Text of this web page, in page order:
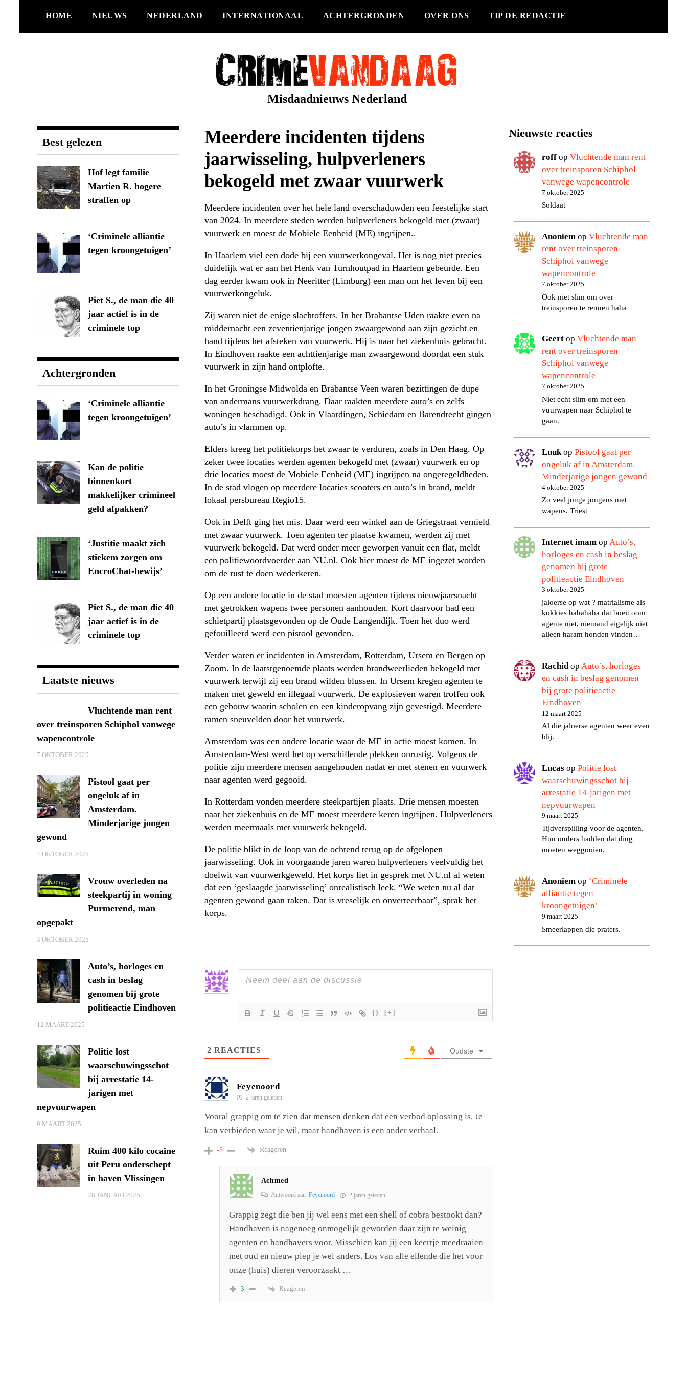
de
HOME NIEUWS NEDERLAND INTERNATIONAAL ACHTERGRONDEN OVER ONS TIP DE REDACTIE
Misdaadnieuws Nederland
Meerdere incidenten tijdens
jaarwisseling, hulpverleners
bekogeld met zwaar vuurwerk
Meerdere incidenten over het hele land overschaduwden een feestelijke start
van 2024. In meerdere steden werden hulpverleners bekogeld met (zwaar)
vuurwerk en moest de Mobiele Eenheid (ME) ingrijpen..
In Haarlem viel een dode bij een vuurwerkongeval. Het is nog niet precies
duidelijk wat er aan het Henk van Turnhoutpad in Haarlem gebeurde. Een
dag eerder kwam ook in Neeritter (Limburg) een man om het leven bij een
vuurwerkongeluk.
Zij waren niet de enige slachtoffers. In het Brabantse Uden raakte even na
middernacht een zeventienjarige jongen zwaargewond aan zijn gezicht en
hand tijdens het afsteken van vuurwerk. Hij is naar het ziekenhuis gebracht.
In Eindhoven raakte een achttienjarige man zwaargewond doordat een stuk
vuurwerk in zijn hand ontplofte.
In het Groningse Midwolda en Brabantse Veen waren bezittingen de dupe
van andermans vuurwerkdrang. Daar raakten meerdere auto’s en zelfs
woningen beschadigd. Ook in Vlaardingen, Schiedam en Barendrecht gingen
auto’s in vlammen op.
Elders kreeg het politiekorps het zwaar te verduren, zoals in Den Haag. Op
zeker twee locaties werden agenten bekogeld met (zwaar) vuurwerk en op
drie locaties moest de Mobiele Eenheid (ME) ingrijpen na ongeregeldheden.
In de stad vlogen op meerdere locaties scooters en auto’s in brand, meldt
lokaal persbureau Regio15.
Ook in Delft ging het mis. Daar werd een winkel aan de Griegstraat vernield
met zwaar vuurwerk. Toen agenten ter plaatse kwamen, werden zij met
vuurwerk bekogeld. Dat werd onder meer geworpen vanuit een flat, meldt
een politiewoordvoerder aan NU.nl. Ook hier moest de ME ingezet worden
om de rust te doen wederkeren.
Op een andere locatie in de stad moesten agenten tijdens nieuwjaarsnacht
met getrokken wapens twee personen aanhouden. Kort daarvoor had een
schietpartij plaatsgevonden op de Oude Langendijk. Toen het duo werd
gefouilleerd werd een pistool gevonden.
Verder waren er incidenten in Amsterdam, Rotterdam, Ursem en Bergen op
Zoom. In de laatstgenoemde plaats werden brandweerlieden bekogeld met
vuurwerk terwijl zij een brand wilden blussen. In Ursem kregen agenten te
maken met geweld en illegaal vuurwerk. De explosieven waren troffen ook
een gebouw waarin scholen en een kinderopvang zijn gevestigd. Meerdere
ramen sneuvelden door het vuurwerk.
Amsterdam was een andere locatie waar de ME in actie moest komen. In
Amsterdam-West werd het op verschillende plekken onrustig. Volgens de
politie zijn meerdere mensen aangehouden nadat er met stenen en vuurwerk
naar agenten werd gegooid.
In Rotterdam vonden meerdere steekpartijen plaats. Drie mensen moesten
naar het ziekenhuis en de ME moest meerdere keren ingrijpen. Hulpverleners
werden meermaals met vuurwerk bekogeld.
De politie blikt in de loop van de ochtend terug op de afgelopen
jaarwisseling. Ook in voorgaande jaren waren hulpverleners veelvuldig het
doelwit van vuurwerkgeweld. Het korps liet in gesprek met NU.nl al weten
dat een ‘geslaagde jaarwisseling’ onrealistisch leek. “We weten nu al dat
agenten gewond gaan raken. Dat is vreselijk en onverteerbaar”, sprak het
korps.
{} [+]
2 REACTIES Oudste
Feyenoord
2 jaren geleden
Vooral grappig om te zien dat mensen denken dat een verbod oplossing is. Je
kan verbieden waar je wil, maar handhaven is een ander verhaal.
-3 Reageren
Achmed
Antwoord aan Feyenoord 2 jaren geleden
Grappig zegt die ben jij wel eens met een shell of cobra bestookt dan?
Handhaven is nagenoeg onmogelijk geworden daar zijn te weinig
agenten en handhavers voor. Misschien kan jij een keertje meedraaien
met oud en nieuw piep je wel anders. Los van alle ellende die het voor
onze (huis) dieren veroorzaakt …
3 Reageren
Best gelezen
Hof legt familie
Martien R. hogere
straffen op
‘Criminele alliantie
tegen kroongetuigen’
Piet S., de man die 40
jaar actief is in de
criminele top
Achtergronden
‘Criminele alliantie
tegen kroongetuigen’
Kan de politie
binnenkort
makkelijker crimineel
geld afpakken?
‘Justitie maakt zich
stiekem zorgen om
EncroChat-bewijs’
Piet S., de man die 40
jaar actief is in de
criminele top
Laatste nieuws
Vluchtende man rent
over treinsporen Schiphol vanwege
wapencontrole
7 OKTOBER 2025
Pistool gaat per
ongeluk af in
Amsterdam.
Minderjarige jongen
gewond
4 OKTOBER 2025
Vrouw overleden na
steekpartij in woning
Purmerend, man
opgepakt
3 OKTOBER 2025
Auto’s, horloges en
cash in beslag
genomen bij grote
politieactie Eindhoven
12 MAART 2025
Politie lost
waarschuwingsschot
bij arrestatie 14-
jarigen met
nepvuurwapen
9 MAART 2025
Ruim 400 kilo cocaïne
uit Peru onderschept
in haven Vlissingen
28 JANUARI 2025
Nieuwste reacties
roffop Vluchtende man rent
over treinsporen Schiphol
vanwege wapencontrole
7 oktober 2025
Soldaat
Anoniemop Vluchtende man
rent over treinsporen
Schiphol vanwege
wapencontrole
7 oktober 2025
Ook niet slim om over
treinsporen te rennen haha
Geertop Vluchtende man
rent over treinsporen
Schiphol vanwege
wapencontrole
7 oktober 2025
Niet echt slim om met een
vuurwapen naar Schiphol te
gaan.
Luukop Pistool gaat per
ongeluk af in Amsterdam.
Minderjarige jongen gewond
4 oktober 2025
Zo veel jonge jongens met
wapens. Triest
Internet imamop Auto’s,
horloges en cash in beslag
genomen bij grote
politieactie Eindhoven
3 oktober 2025
jaloerse op wat ? matrialisme als
kokkies hahahaha dat boeit oom
agente niet, niemand eigelijk niet
alleen haram honden vinden…
Rachidop Auto’s, horloges
en cash in beslag genomen
bij grote politieactie
Eindhoven
12 maart 2025
Al die jaloerse agenten weer even
blij.
Lucasop Politie lost
waarschuwingsschot bij
arrestatie 14-jarigen met
nepvuurwapen
9 maart 2025
Tijdverspilling voor de agenten.
Hun ouders hadden dat ding
moeten weggooien.
Anoniemop ‘Criminele
alliantie tegen
kroongetuigen’
9 maart 2025
Smeerlappen die praters.